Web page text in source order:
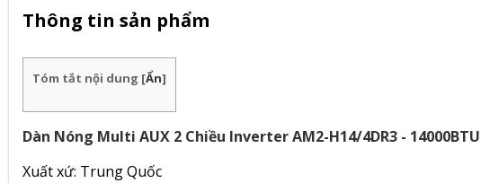
Thông tin sản phẩm
Tóm tắt nội dung [Ẩn]
Dàn Nóng Multi AUX 2 Chiều Inverter AM2-H14/4DR3 - 14000BTU
Xuất xứ: Trung Quốc